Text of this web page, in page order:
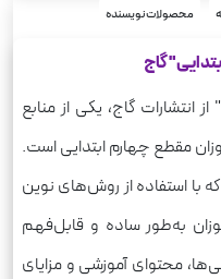
محصولات نویسنده
گاج
انتشارات گاج، یکی از منابع
مقطع چهارم ابتدایی است.
با استفاده از روش‌های نوین
به‌طور ساده و قابل‌فهم
محتوای آموزشی و مزایای